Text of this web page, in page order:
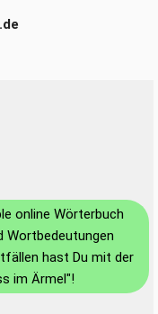
online Wörterbuch
Wortbedeutungen
hast Du mit der
im Ärmel"!